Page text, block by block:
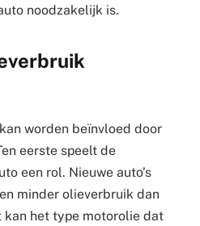
noodzakelijk is.
worden beïnvloed door
eerste speelt de
een rol. Nieuwe auto’s
minder olieverbruik dan
kan het type motorolie dat